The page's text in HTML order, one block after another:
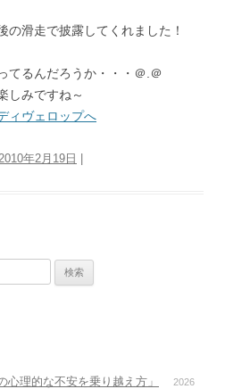
の滑走で披露してくれました！
てるんだろうか・・・＠.＠
しみですね～
ィヴェロップへ
2010年2月19日 |
理的な不安を乗り越え方」
2026